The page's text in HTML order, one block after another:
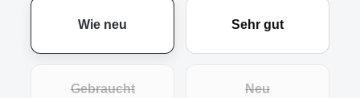
Wie neu Sehr gut
Gebraucht Neu